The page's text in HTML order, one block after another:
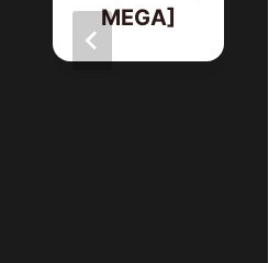
MEGA]